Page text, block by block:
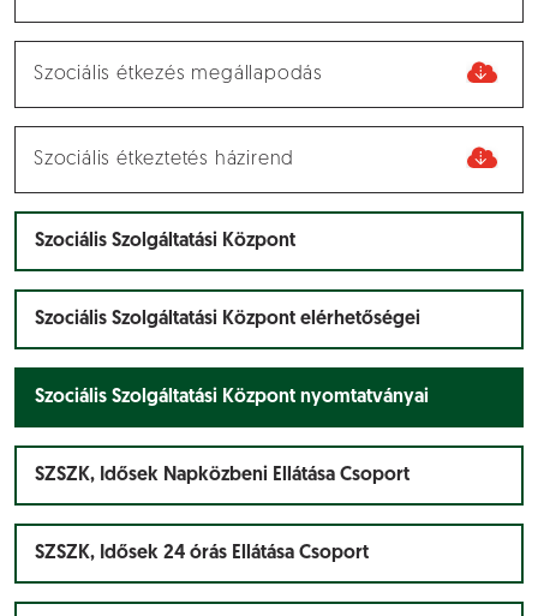
Szociális étkezés megállapodás
Szociális étkeztetés házirend
Szociális Szolgáltatási Központ
Szociális Szolgáltatási Központ elérhetőségei
Szociális Szolgáltatási Központ nyomtatványai
SZSZK, Idősek Napközbeni Ellátása Csoport
SZSZK, Idősek 24 órás Ellátása Csoport